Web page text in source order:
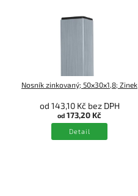
Nosník zinkovaný; 50x30x1,8; Zinek
od 143,10 Kč bez DPH
od 173,20 Kč
Detail